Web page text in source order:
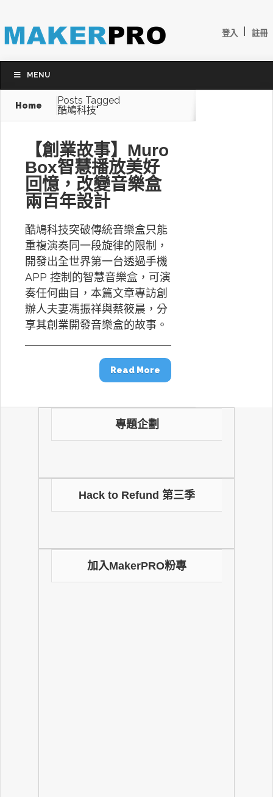
登入 註冊
MENU
Home
Posts Tagged
酷鳩科技"
【創業故事】Muro
Box智慧播放美好
回憶，改變音樂盒
兩百年設計
酷鳩科技突破傳統音樂盒只能
重複演奏同一段旋律的限制，
開發出全世界第一台透過手機
APP 控制的智慧音樂盒，可演
奏任何曲目，本篇文章專訪創
辦人夫妻馮振祥與蔡筱晨，分
享其創業開發音樂盒的故事。
Read More
專題企劃
Hack to Refund 第三季
加入MakerPRO粉專